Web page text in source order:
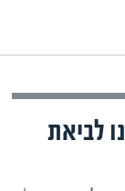
לביאת